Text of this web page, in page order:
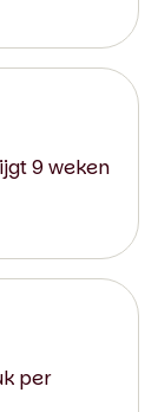
9 weken
per